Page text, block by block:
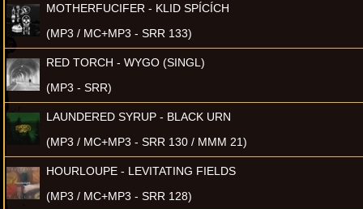
MOTHERFUCIFER - KLID SPÍCÍCH
(MP3 / MC+MP3 - SRR 133)
RED TORCH - WYGO (SINGL)
(MP3 - SRR)
LAUNDERED SYRUP - BLACK URN
(MP3 / MC+MP3 - SRR 130 / MMM 21)
HOURLOUPE - LEVITATING FIELDS
(MP3 / MC+MP3 - SRR 128)